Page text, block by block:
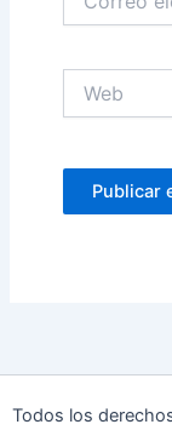
electrónico*
Todos los